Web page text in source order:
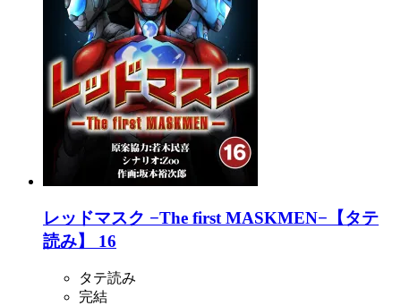
レッドマスク −The first MASKMEN−【タテ
読み】 16
タテ読み
完結